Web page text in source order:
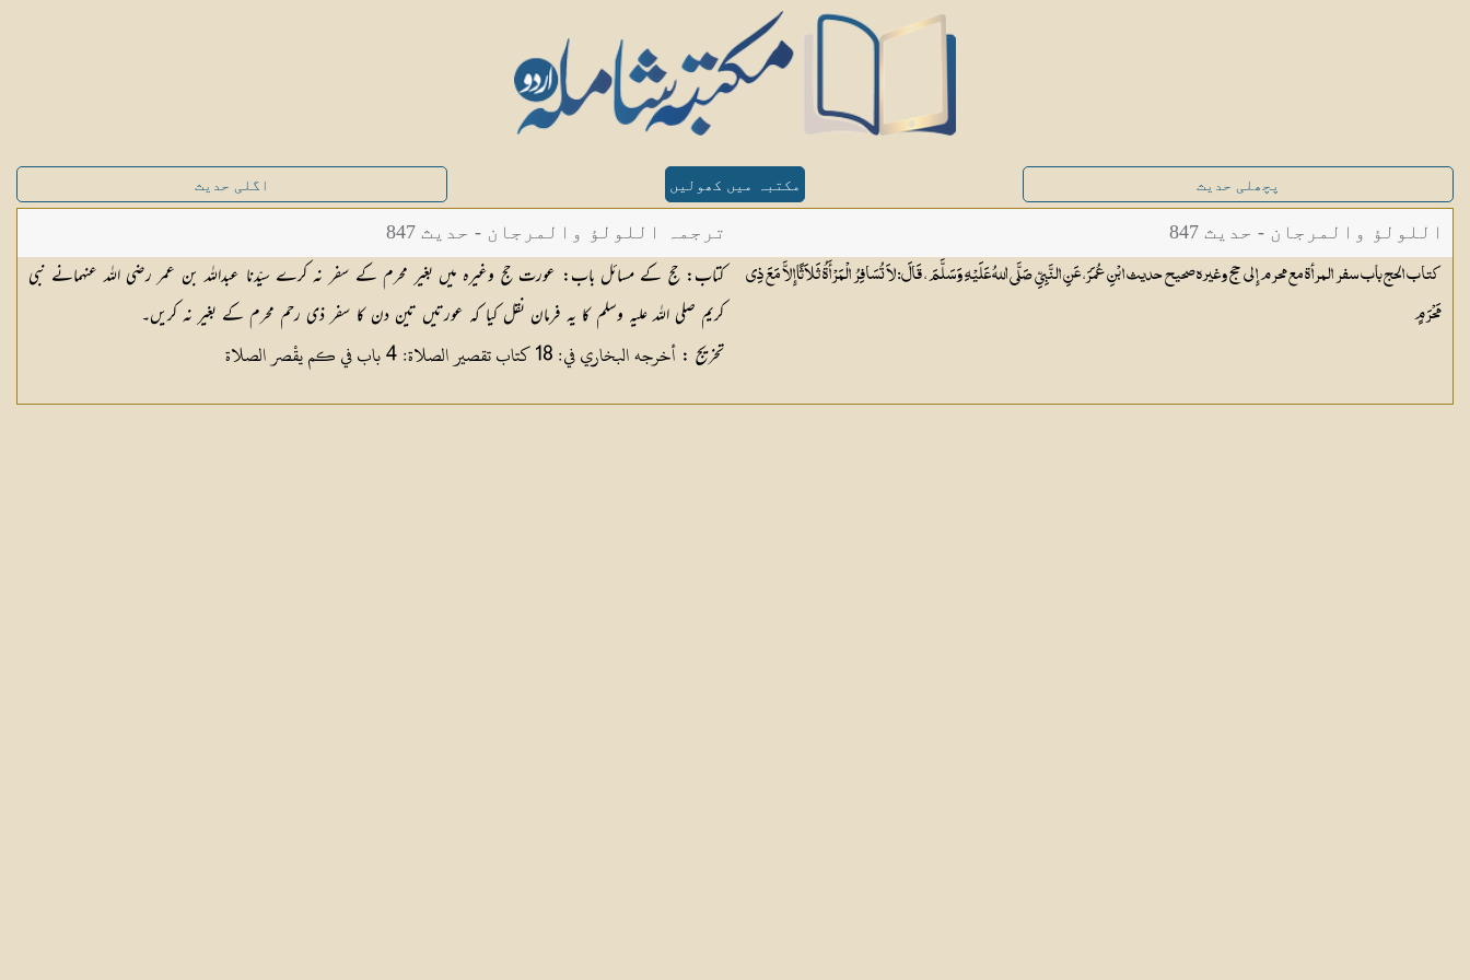
پچھلی حدیث مکتبہ میں کھولیں اگلی حدیث
اللولؤ والمرجان - حدیث 847
كتاب الحج باب سفر المرأة مع محرم إِلى حج وغيره صحيح حديث ابْنِ عُمَرَ، عَنِ النَّبِيِّ صَلَّى اللهُ عَلَيْهِ وَسَلَّمَ ، قَالَ: لاَ تُسَافِرُ الْمَرْأَةُ ثَلاَثًا إِلاَّ مَعَ ذِي
مَحْرَمٍ
ترجمہ اللولؤ والمرجان - حدیث 847
کتاب: حج کے مسائل باب: عورت حج وغیرہ میں بغیر محرم کے سفر نہ کرے سیّدنا عبداللہ بن عمر رضی اللہ عنہمانے نبی
کریم صلی اللہ علیہ وسلم کا یہ فرمان نقل کیا کہ عورتیں تین دن کا سفر ذی رحم محرم کے بغیر نہ کریں۔
تخریج : أخرجه البخاري في: 18 كتاب تقصير الصلاة: 4 باب في كم يقْصر الصلاة